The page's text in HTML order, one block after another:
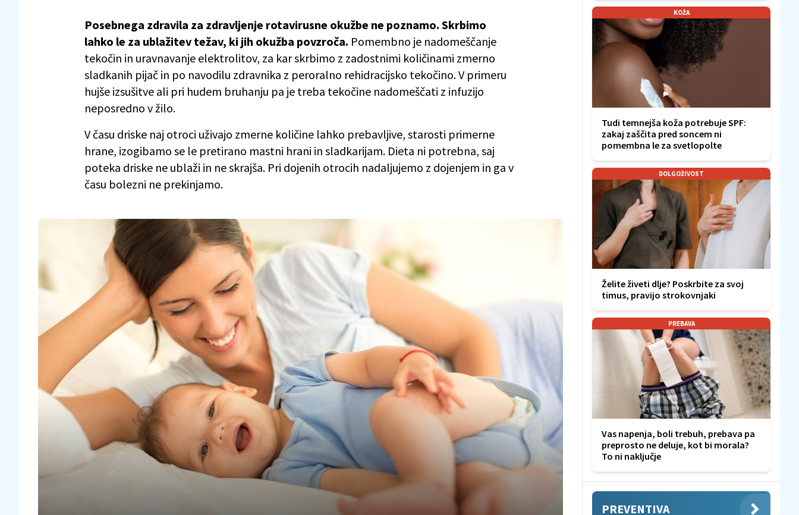
Posebnega zdravila za zdravljenje rotavirusne okužbe ne poznamo. Skrbimo
lahko le za ublažitev težav, ki jih okužba povzroča. Pomembno je nadomeščanje
tekočin in uravnavanje elektrolitov, za kar skrbimo z zadostnimi količinami zmerno
sladkanih pijač in po navodilu zdravnika z peroralno rehidracijsko tekočino. V primeru
hujše izsušitve ali pri hudem bruhanju pa je treba tekočine nadomeščati z infuzijo
neposredno v žilo.
V času driske naj otroci uživajo zmerne količine lahko prebavljive, starosti primerne
hrane, izogibamo se le pretirano mastni hrani in sladkarijam. Dieta ni potrebna, saj
poteka driske ne ublaži in ne skrajša. Pri dojenih otrocih nadaljujemo z dojenjem in ga v
času bolezni ne prekinjamo.
KOŽA
Tudi temnejša koža potrebuje SPF:
zakaj zaščita pred soncem ni
pomembna le za svetlopolte
DOLGOŽIVOST
Želite živeti dlje? Poskrbite za svoj
timus, pravijo strokovnjaki
PREBAVA
Vas napenja, boli trebuh, prebava pa
preprosto ne deluje, kot bi morala?
To ni naključje
PREVENTIVA